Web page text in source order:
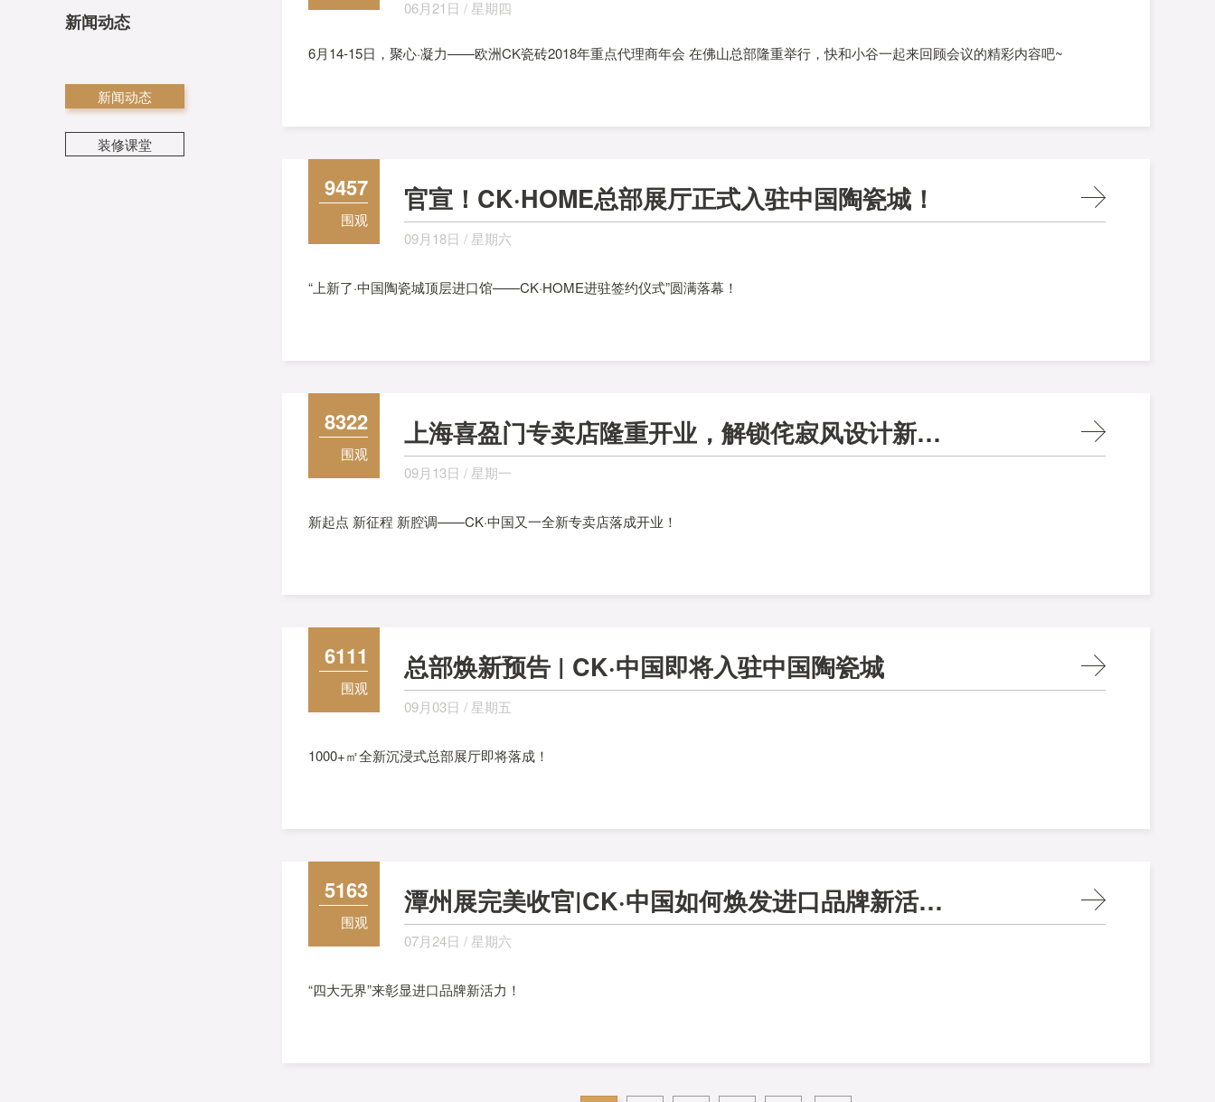
新闻动态
新闻动态
装修课堂
06月21日 / 星期四
6月14-15日，聚心·凝力——欧洲CK瓷砖2018年重点代理商年会 在佛山总部隆重举行，快和小谷一起来回顾会议的精彩内容吧~
9457
围观
官宣！CK·HOME总部展厅正式入驻中国陶瓷城！
09月18日 / 星期六
“上新了·中国陶瓷城顶层进口馆——CK·HOME进驻签约仪式”圆满落幕！
8322
围观
上海喜盈门专卖店隆重开业，解锁侘寂风设计新风潮！
09月13日 / 星期一
新起点 新征程 新腔调——CK·中国又一全新专卖店落成开业！
6111
围观
总部焕新预告 | CK·中国即将入驻中国陶瓷城
09月03日 / 星期五
1000+㎡全新沉浸式总部展厅即将落成！
5163
围观
潭州展完美收官|CK·中国如何焕发进口品牌新活力？
07月24日 / 星期六
“四大无界”来彰显进口品牌新活力！